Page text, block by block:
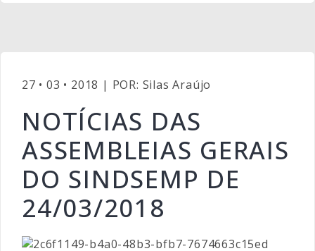
27 • 03 • 2018 | POR: Silas Araújo
NOTÍCIAS DAS
ASSEMBLEIAS GERAIS
DO SINDSEMP DE
24/03/2018